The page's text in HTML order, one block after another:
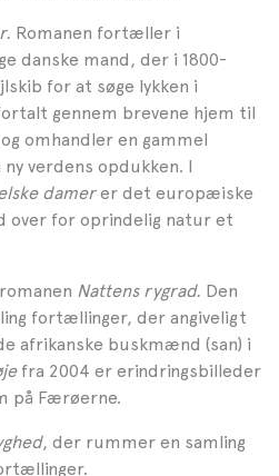
Romanen fortæller i
danske mand, der i 1800-
for at søge lykken i
gennem brevene hjem til
omhandler en gammel
verdens opdukken. I
damerer det europæiske
over for oprindelig natur et
Nattens rygrad. Den
fortællinger, der angiveligt
afrikanske buskmænd (san) i
fra 2004 er erindringsbilleder
på Færøerne.
, der rummer en samling